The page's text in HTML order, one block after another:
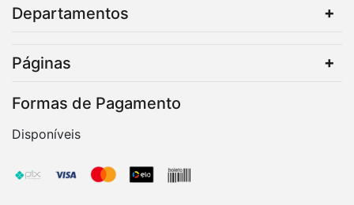
Departamentos
Páginas
Formas de Pagamento
Disponíveis